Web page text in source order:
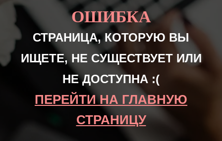
ОШИБКА
СТРАНИЦА, КОТОРУЮ ВЫ
ИЩЕТЕ, НЕ СУЩЕСТВУЕТ ИЛИ
НЕ ДОСТУПНА :(
ПЕРЕЙТИ НА ГЛАВНУЮ
СТРАНИЦУ